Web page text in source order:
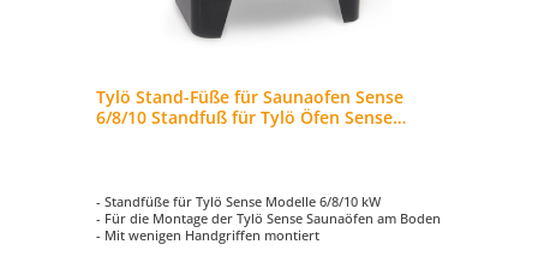
Tylö Stand-Füße für Saunaofen Sense
6/8/10 Standfuß für Tylö Öfen Sense
- Standfüße für Tylö Sense Modelle 6/8/10 kW
- Für die Montage der Tylö Sense Saunaöfen am Boden
- Mit wenigen Handgriffen montiert